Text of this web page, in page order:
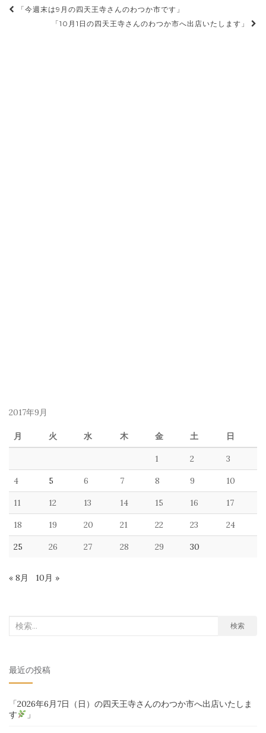
投「今週末は9月の四天王寺さんのわつか市です」
「10月1日の四天王寺さんのわつか市へ出店いたします」
2017年9月
月 火 水 木 金 土 日
1 2 3
4 5 6 7 8 9 10
11 12 13 14 15 16 17
18 19 20 21 22 23 24
25 26 27 28 29 30
« 8月 10月 »
検
象:
検索
最近の投稿
「2026年6月7日（日）の四天王寺さんのわつか市へ出店いたしま
す
」